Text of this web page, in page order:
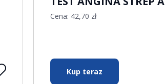
Cena: 42,70 zł
Kup teraz